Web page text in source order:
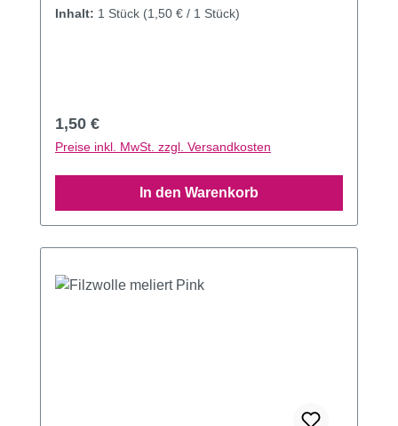
Inhalt: 1 Stück (1,50 € / 1 Stück)
Regulärer Preis:
1,50 €
Preise inkl. MwSt. zzgl. Versandkosten
In den Warenkorb